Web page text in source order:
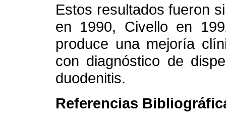
Estos resultados fueron
en 1990, Civello en
produce una mejoría
con diagnóstico de
duodenitis.
Referencias